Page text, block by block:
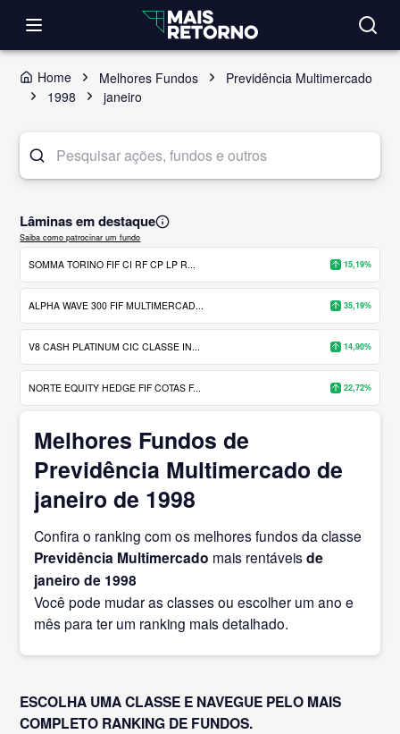
Home Melhores Fundos
Previdência Multimercado
1998
janeiro
Lâminas em destaque
Saiba como patrocinar um fundo
SOMMA TORINO FIF CI RF CP LP R... 15,19%
ALPHA WAVE 300 FIF MULTIMERCAD... 35,19%
V8 CASH PLATINUM CIC CLASSE IN... 14,90%
NORTE EQUITY HEDGE FIF COTAS F... 22,72%
Melhores Fundos de
Previdência Multimercado de
janeiro de 1998
Confira o ranking com os melhores fundos da classe
Previdência Multimercado mais rentáveisde
janeiro de 1998
Você pode mudar as classes ou escolher um ano e
mês para ter um ranking mais detalhado.
ESCOLHA UMA CLASSE E NAVEGUE PELO MAIS
COMPLETO RANKING DE FUNDOS.